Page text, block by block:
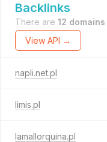
Backlinks
There are 12 domains
View API →
napli.net.pl
limis.pl
lamallorquina.pl